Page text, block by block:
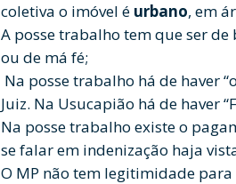
coletiva o imóvel é urbano, em
A posse trabalho tem que ser
ou de má fé;
Na posse trabalho há de haver
Juiz. Na Usucapião há de haver
Na posse trabalho existe o
se falar em indenização haja
O MP não tem legitimidade